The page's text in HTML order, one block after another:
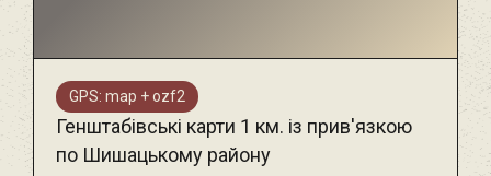
GPS: map + ozf2
Генштабівські карти 1 км. із прив'язкою
по Шишацькому району